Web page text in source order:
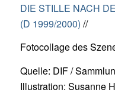
DIE STILLE NACH
(D 1999/2000) //
Fotocollage des
Quelle: DIF /
Illustration: Susanne